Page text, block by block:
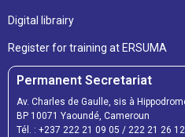
Digital librairy
Register for training at ERSUMA
Permanent Secretariat
Av. Charles de Gaulle, sis à
BP 10071 Yaoundé, Cameroun
Tél. : +237 222 21 09 05 / 222 21 26 12